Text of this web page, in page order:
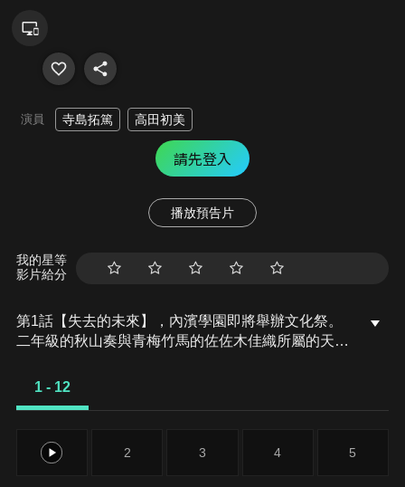
演員 寺島拓篤 高田初美
請先登入
播放預告片
我的星等
影片給分
第1話【失去的未來】，內濱學園即將舉辦文化祭。
二年級的秋山奏與青梅竹馬的佐佐木佳織所屬的天文
求他們在文化祭時協助維持秩序。此時，奏無心的一
1 - 12
1 2 3 4 5